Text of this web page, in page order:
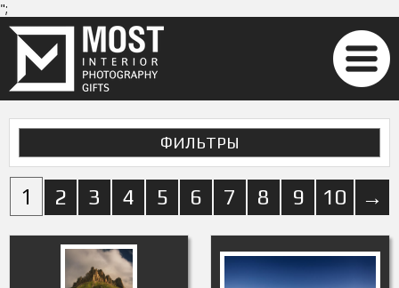
";
ФИЛЬТРЫ
1 2 3 4 5 6 7 8 9 10 →